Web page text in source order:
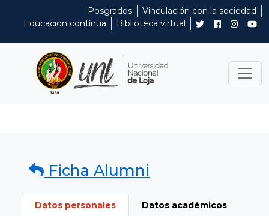
Posgrados
Vinculación con la sociedad
Educación contínua
Biblioteca virtual
Ficha Alumni
Datos personales Datos académicos